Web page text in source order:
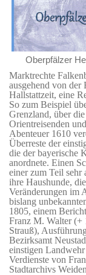
Oberpfälzer
Marktrechte
ausgehend von der
Hallstattzeit, eine
So zum Beispiel
Grenzland, über
Orientreisenden
Abenteuer 1610
Überreste der
die der bayerische
anordnete. Einen
einer zum Teil sehr
ihre Haushunde,
Veränderungen im
bislang
1805, einem
Franz M. Walter (+
Strauß),
Bezirksamt
einstigen
Verdienste von
Stadtarchivs